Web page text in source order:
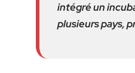
intégré un
plusieurs pays,